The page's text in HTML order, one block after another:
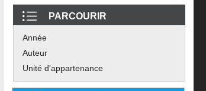
PARCOURIR
Année
Auteur
Unité d'appartenance